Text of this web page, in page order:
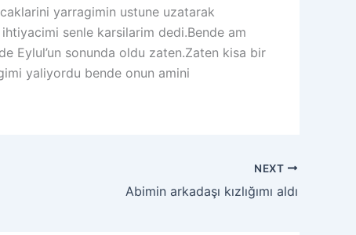
yarragimin ustune uzatarak
senle karsilarim dedi.Bende am
Eylul’un sonunda oldu zaten.Zaten kisa bir
yaliyordu bende onun amini
NEXT
Abimin arkadaşı kızlığımı aldı